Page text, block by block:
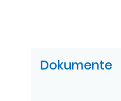
Dokumente